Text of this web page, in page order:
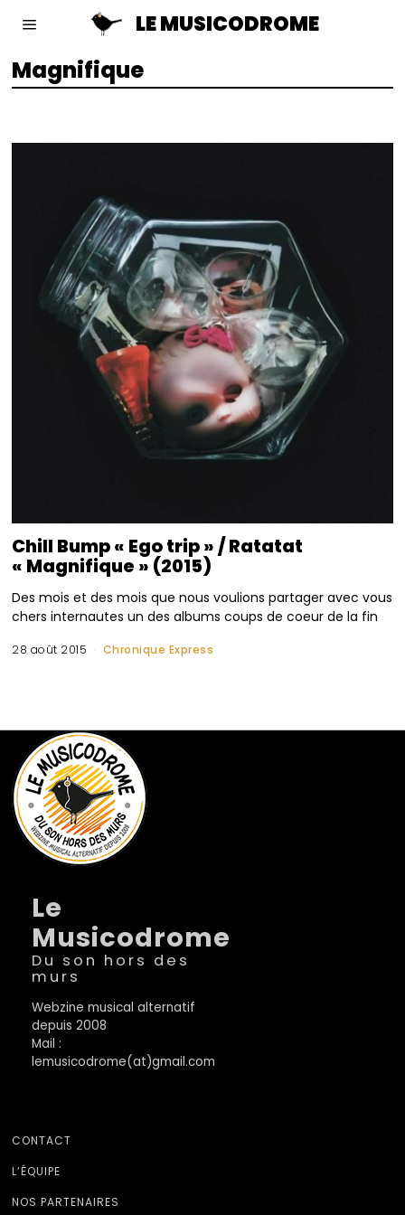
LE MUSICODROME
Magnifique
Chill Bump « Ego trip » / Ratatat
« Magnifique » (2015)
Des mois et des mois que nous voulions partager avec vous
chers internautes un des albums coups de coeur de la fin
28 août 2015 Chronique Express
Le
Musicodrome
Du son hors des
murs
Webzine musical alternatif
depuis 2008
Mail :
lemusicodrome(at)gmail.com
CONTACT
L’ÉQUIPE
NOS PARTENAIRES